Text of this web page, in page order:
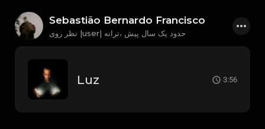
Sebastião Bernardo Francisco
نظر روی |user| ترانه، حدود یک سال پیش
Luz 3:56